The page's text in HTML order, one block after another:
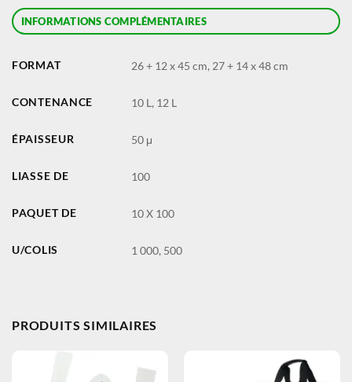
INFORMATIONS COMPLÉMENTAIRES
FORMAT 26 + 12 x 45 cm, 27 + 14 x 48 cm
CONTENANCE 10 L, 12 L
ÉPAISSEUR 50 μ
LIASSE DE 100
PAQUET DE 10 X 100
U/COLIS 1 000, 500
PRODUITS SIMILAIRES